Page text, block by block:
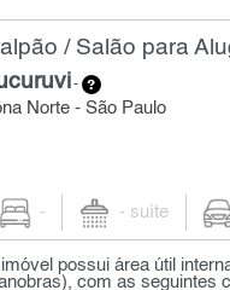
/ Salão para
-
Norte - São Paulo
- - suíte
possui área útil
com as seguintes